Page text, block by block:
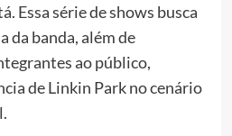
Essa série de shows busca
da banda, além de
ao público,
de Linkin Park no cenário